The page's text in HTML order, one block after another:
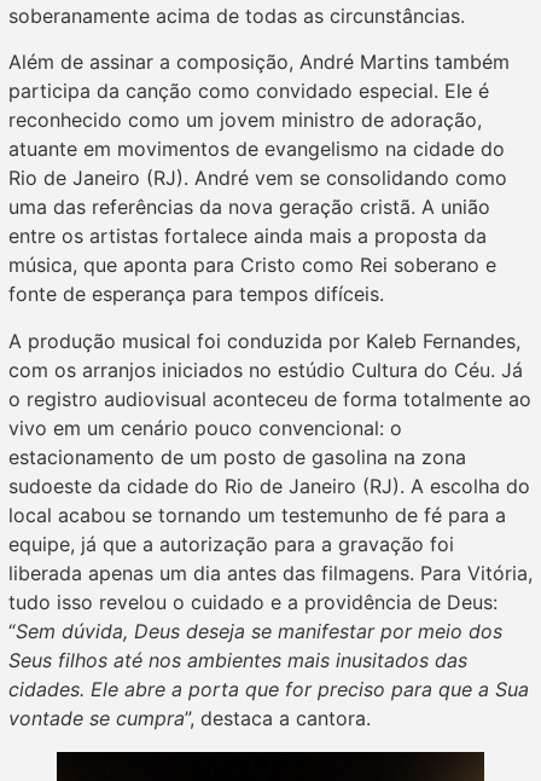
soberanamente acima de todas as circunstâncias.
Além de assinar a composição, André Martins também
participa da canção como convidado especial. Ele é
reconhecido como um jovem ministro de adoração,
atuante em movimentos de evangelismo na cidade do
Rio de Janeiro (RJ). André vem se consolidando como
uma das referências da nova geração cristã. A união
entre os artistas fortalece ainda mais a proposta da
música, que aponta para Cristo como Rei soberano e
fonte de esperança para tempos difíceis.
A produção musical foi conduzida por Kaleb Fernandes,
com os arranjos iniciados no estúdio Cultura do Céu. Já
o registro audiovisual aconteceu de forma totalmente ao
vivo em um cenário pouco convencional: o
estacionamento de um posto de gasolina na zona
sudoeste da cidade do Rio de Janeiro (RJ). A escolha do
local acabou se tornando um testemunho de fé para a
equipe, já que a autorização para a gravação foi
liberada apenas um dia antes das filmagens. Para Vitória,
tudo isso revelou o cuidado e a providência de Deus:
“Sem dúvida, Deus deseja se manifestar por meio dos
Seus filhos até nos ambientes mais inusitados das
cidades. Ele abre a porta que for preciso para que a Sua
vontade se cumpra”, destaca a cantora.